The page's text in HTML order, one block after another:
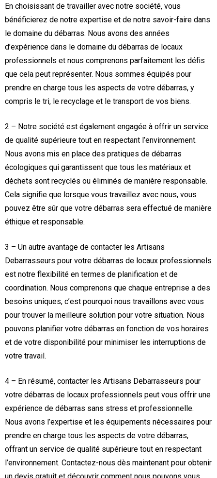
En choisissant de travailler avec notre société, vous
bénéficierez de notre expertise et de notre savoir-faire dans
le domaine du débarras. Nous avons des années
d’expérience dans le domaine du débarras de locaux
professionnels et nous comprenons parfaitement les défis
que cela peut représenter. Nous sommes équipés pour
prendre en charge tous les aspects de votre débarras, y
compris le tri, le recyclage et le transport de vos biens.
2 – Notre société est également engagée à offrir un service
de qualité supérieure tout en respectant l’environnement.
Nous avons mis en place des pratiques de débarras
écologiques qui garantissent que tous les matériaux et
déchets sont recyclés ou éliminés de manière responsable.
Cela signifie que lorsque vous travaillez avec nous, vous
pouvez être sûr que votre débarras sera effectué de manière
éthique et responsable.
3 – Un autre avantage de contacter les Artisans
Debarrasseurs pour votre débarras de locaux professionnels
est notre flexibilité en termes de planification et de
coordination. Nous comprenons que chaque entreprise a des
besoins uniques, c’est pourquoi nous travaillons avec vous
pour trouver la meilleure solution pour votre situation. Nous
pouvons planifier votre débarras en fonction de vos horaires
et de votre disponibilité pour minimiser les interruptions de
votre travail.
4 – En résumé, contacter les Artisans Debarrasseurs pour
votre débarras de locaux professionnels peut vous offrir une
expérience de débarras sans stress et professionnelle.
Nous avons l’expertise et les équipements nécessaires pour
prendre en charge tous les aspects de votre débarras,
offrant un service de qualité supérieure tout en respectant
l’environnement. Contactez-nous dès maintenant pour obtenir